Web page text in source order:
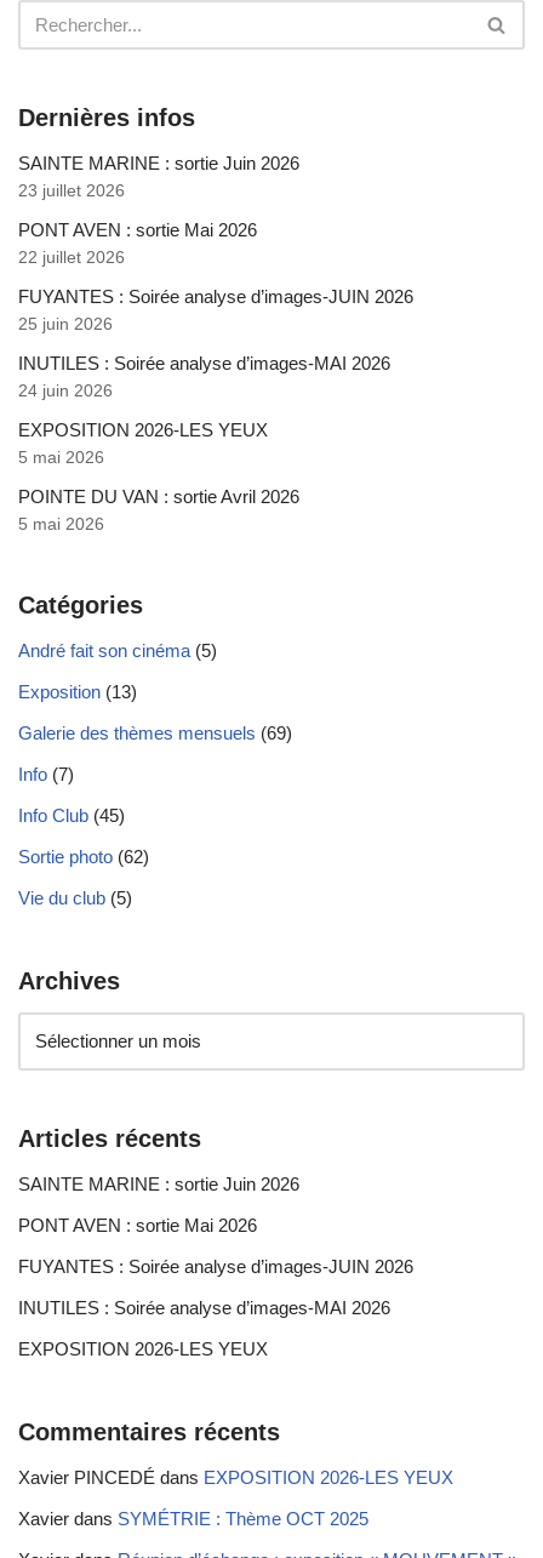
Dernières infos
SAINTE MARINE : sortie Juin 2026
23 juillet 2026
PONT AVEN : sortie Mai 2026
22 juillet 2026
FUYANTES : Soirée analyse d’images-JUIN 2026
25 juin 2026
INUTILES : Soirée analyse d’images-MAI 2026
24 juin 2026
EXPOSITION 2026-LES YEUX
5 mai 2026
POINTE DU VAN : sortie Avril 2026
5 mai 2026
Catégories
André fait son cinéma (5)
Exposition (13)
Galerie des thèmes mensuels (69)
Info (7)
Info Club (45)
Sortie photo (62)
Vie du club (5)
Archives
Articles récents
SAINTE MARINE : sortie Juin 2026
PONT AVEN : sortie Mai 2026
FUYANTES : Soirée analyse d’images-JUIN 2026
INUTILES : Soirée analyse d’images-MAI 2026
EXPOSITION 2026-LES YEUX
Commentaires récents
Xavier PINCEDÉ dans EXPOSITION 2026-LES YEUX
Xavier dans SYMÉTRIE : Thème OCT 2025